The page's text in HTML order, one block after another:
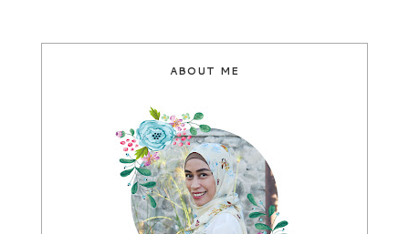
ABOUT ME